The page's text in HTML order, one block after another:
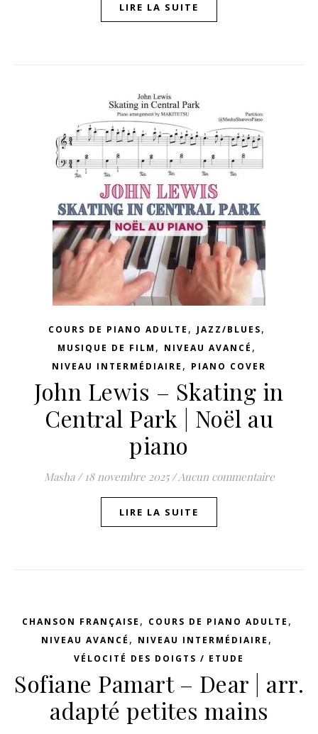
LIRE LA SUITE
COURS DE PIANO ADULTE , JAZZ/BLUES,
MUSIQUE DE FILM , NIVEAU AVANCÉ ,
NIVEAU INTERMÉDIAIRE , PIANO COVER
John Lewis – Skating in
Central Park | Noël au
piano
Masha / 18 novembre 2025 /Aucun commentaire
LIRE LA SUITE
CHANSON FRANÇAISE , COURS DE PIANO ADULTE ,
NIVEAU AVANCÉ , NIVEAU INTERMÉDIAIRE ,
VÉLOCITÉ DES DOIGTS / ETUDE
Sofiane Pamart – Dear | arr.
adapté petites mains